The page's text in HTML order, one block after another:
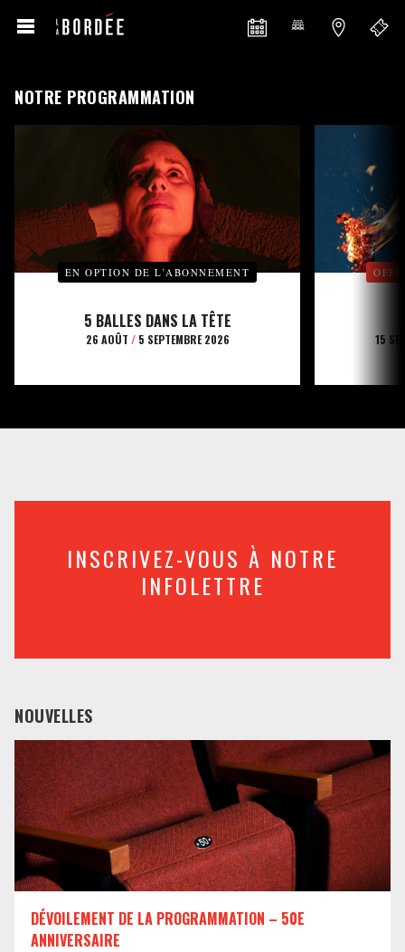
NOTRE PROGRAMMATION
EN OPTION DE L’ABONNEMENT
5 BALLES DANS LA TÊTE
26 AOÛT /5 SEPTEMBRE 2026 15
INSCRIVEZ-VOUS À NOTRE
INFOLETTRE
NOUVELLES
DÉVOILEMENT DE LA PROGRAMMATION – 50E
ANNIVERSAIRE